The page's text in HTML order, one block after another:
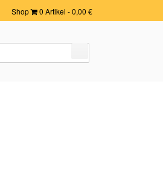
Shop 0 Artikel -0,00 €